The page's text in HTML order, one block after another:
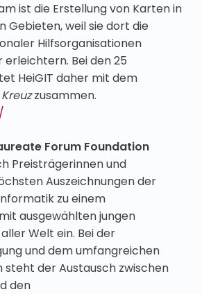
ist die Erstellung von Karten in
Gebieten, weil sie dort die
Hilfsorganisationen
Bei den 25
HeiGIT daher mit dem
zusammen.
Forum Foundation
Preisträgerinnen und
Auszeichnungen der
zu einem
ausgewählten jungen
Welt ein. Bei der
und dem umfangreichen
der Austausch zwischen
den